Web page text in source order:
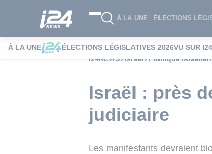
À LA UNE ÉLECTIONS
À LA UNE ÉLECTIONS LÉGISLATIVES 2026VU SUR
i24NEWS
Israël Politique
Israël : près
judiciaire
Les manifestants devraient